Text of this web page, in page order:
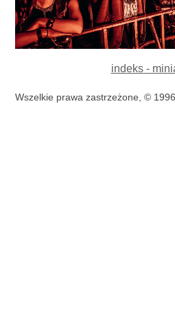
indeks -
Wszelkie prawa zastrzeżone, ©